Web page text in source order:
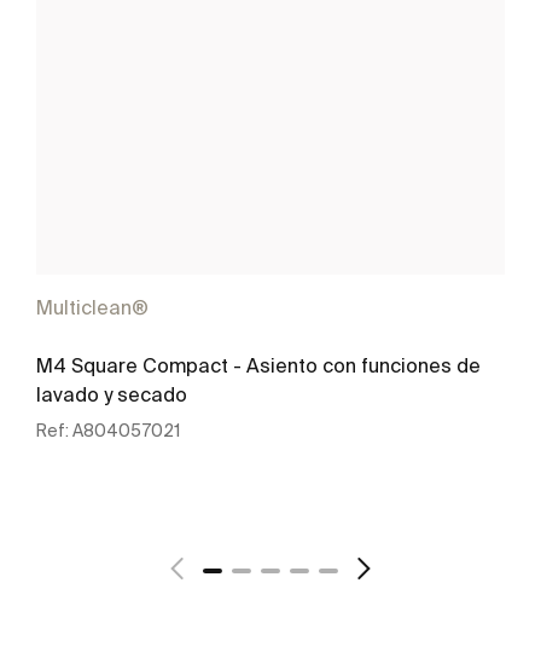
Multiclean®
M4 Square Compact - Asiento con funciones de
lavado y secado
Ref: A804057021